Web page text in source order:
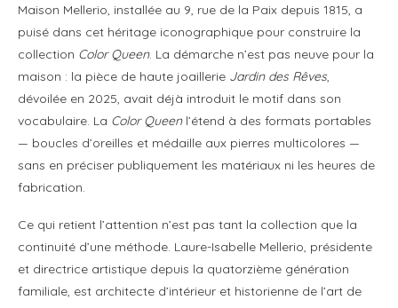
Maison Mellerio, installée au 9, rue de la Paix depuis 1815, a
puisé dans cet héritage iconographique pour construire la
collection Color Queen. La démarche n’est pas neuve pour la
maison : la pièce de haute joaillerie Jardin des Rêves,
dévoilée en 2025, avait déjà introduit le motif dans son
vocabulaire. La Color Queenl’étend à des formats portables
— boucles d’oreilles et médaille aux pierres multicolores —
sans en préciser publiquement les matériaux ni les heures de
fabrication.
Ce qui retient l’attention n’est pas tant la collection que la
continuité d’une méthode. Laure-Isabelle Mellerio, présidente
et directrice artistique depuis la quatorzième génération
familiale, est architecte d’intérieur et historienne de l’art de